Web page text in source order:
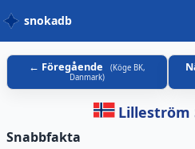
snokadb
Föregående (Köge BK,
Danmark)
Lilleström
Snabbfakta